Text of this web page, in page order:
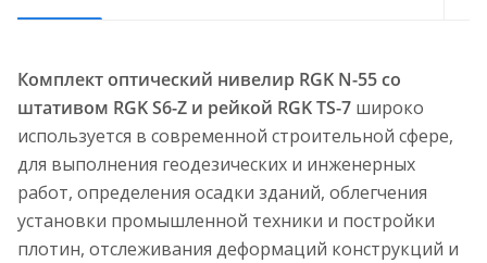
Комплект оптический нивелир RGK N-55 со
штативом RGK S6-Z и рейкой RGK TS-7 широко
используется в современной строительной сфере,
для выполнения геодезических и инженерных
работ, определения осадки зданий, облегчения
установки промышленной техники и постройки
плотин, отслеживания деформаций конструкций и